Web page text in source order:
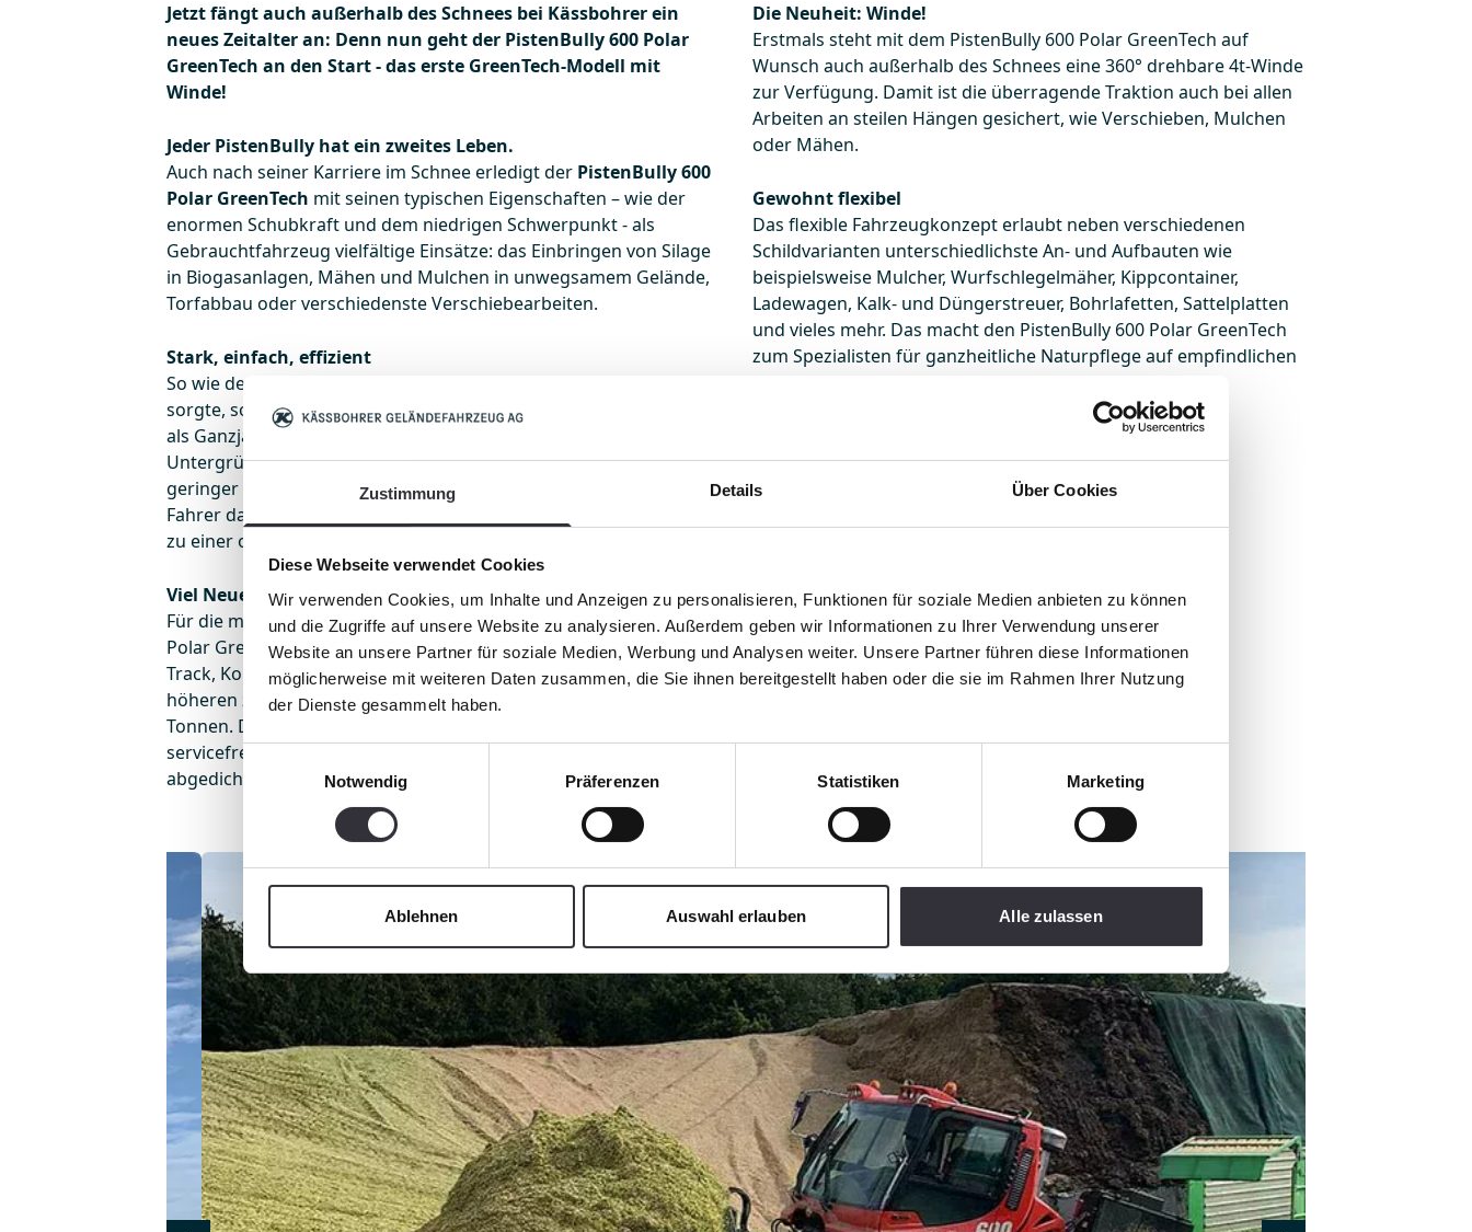
Zustimmung Details Über Cookies
Diese Webseite verwendet Cookies
Wir verwenden Cookies, um Inhalte und Anzeigen zu personalisieren, Funktionen für soziale Medien anbieten zu können
und die Zugriffe auf unsere Website zu analysieren. Außerdem geben wir Informationen zu Ihrer Verwendung unserer
Website an unsere Partner für soziale Medien, Werbung und Analysen weiter. Unsere Partner führen diese Informationen
möglicherweise mit weiteren Daten zusammen, die Sie ihnen bereitgestellt haben oder die sie im Rahmen Ihrer Nutzung
der Dienste gesammelt haben.
Einwilligungsauswahl
Notwendig
Präferenzen Statistiken Marketing
Ablehnen Auswahl erlauben Alle zulassen
Jetzt fängt auch außerhalb des Schnees bei Kässbohrer ein
neues Zeitalter an: Denn nun geht der PistenBully 600 Polar
GreenTech an den Start - das erste GreenTech-Modell mit
Winde!
Jeder PistenBully hat ein zweites Leben.
Auch nach seiner Karriere im Schnee erledigt der PistenBully 600
Polar GreenTech mit seinen typischen Eigenschaften – wie der
enormen Schubkraft und dem niedrigen Schwerpunkt - als
Gebrauchtfahrzeug vielfältige Einsätze: das Einbringen von Silage
in Biogasanlagen, Mähen und Mulchen in unwegsamem Gelände,
Torfabbau oder verschiedenste Verschiebearbeiten.
Stark, einfach, effizient
So wie der PistenBully 600 Polar im Schnee für neue Maßstäbe
sorgte, so beeindruckt der PistenBully 600 Polar GreenTech auch
als Ganzjahres-Maschine auf steilen Hängen und allen
Untergründen. Mit seinen 490 PS bietet er höchste Schubkraft bei
geringer Drehzahl. Dank der einfachen Bedienung verteilt der
Fahrer das Material besonders schnell. Und der Rütteleffekt führt
zu einer optimalen Verdichtung des Ernteguts.
Viel Neues an Bord
Für die mannigfaltigen Einsätze bietet der neue PistenBully 600
Polar GreenTech Kettenbreiten zwischen 780 mm und 1648 mm (X-
Track, Kombi- und Stahlketten). Mehr Zuladung dank einem
höheren zulässigen Gesamtgewicht und ROPS-Abnahme von 12,5
Tonnen. Das gesamte Fahrzeug ist wartungs- und
servicefreundlich optimal gegen Erntegut und Schmutz
abgedichtet.
Die Neuheit: Winde!
Erstmals steht mit dem PistenBully 600 Polar GreenTech auf
Wunsch auch außerhalb des Schnees eine 360° drehbare 4t-Winde
zur Verfügung. Damit ist die überragende Traktion auch bei allen
Arbeiten an steilen Hängen gesichert, wie Verschieben, Mulchen
oder Mähen.
Gewohnt flexibel
Das flexible Fahrzeugkonzept erlaubt neben verschiedenen
Schildvarianten unterschiedlichste An- und Aufbauten wie
beispielsweise Mulcher, Wurfschlegelmäher, Kippcontainer,
Ladewagen, Kalk- und Düngerstreuer, Bohrlafetten, Sattelplatten
und vieles mehr. Das macht den PistenBully 600 Polar GreenTech
zum Spezialisten für ganzheitliche Naturpflege auf empfindlichen